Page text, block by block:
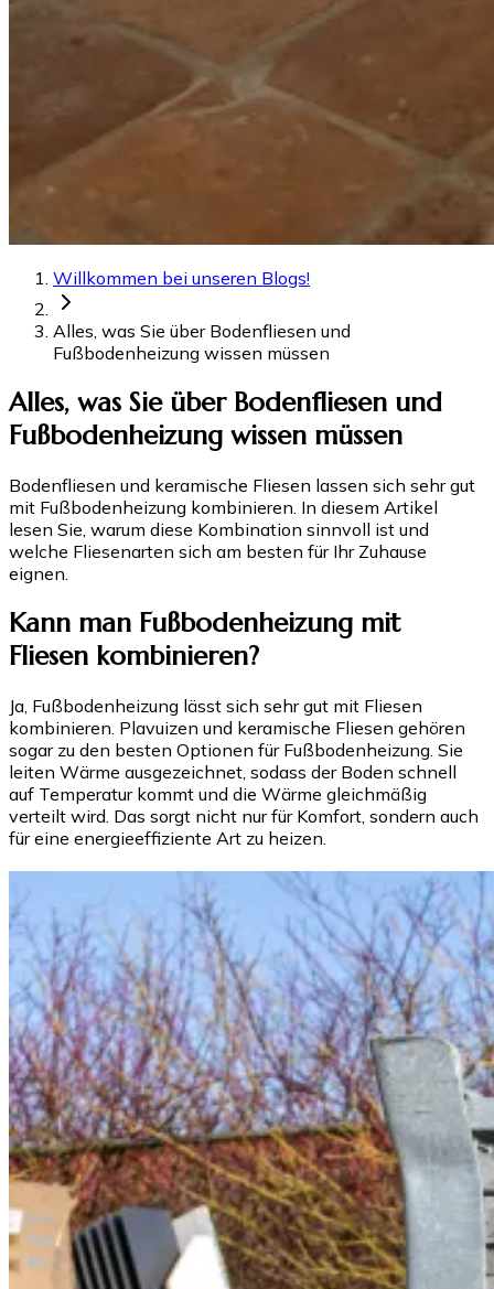
Willkommen bei unseren Blogs!
Alles, was Sie über Bodenfliesen und
Fußbodenheizung wissen müssen
Alles, was Sie über Bodenfliesen und
Fußbodenheizung wissen müssen
Bodenfliesen und keramische Fliesen lassen sich sehr gut
mit Fußbodenheizung kombinieren. In diesem Artikel
lesen Sie, warum diese Kombination sinnvoll ist und
welche Fliesenarten sich am besten für Ihr Zuhause
eignen.
Kann man Fußbodenheizung mit
Fliesen kombinieren?
Ja, Fußbodenheizung lässt sich sehr gut mit Fliesen
kombinieren. Plavuizen und keramische Fliesen gehören
sogar zu den besten Optionen für Fußbodenheizung. Sie
leiten Wärme ausgezeichnet, sodass der Boden schnell
auf Temperatur kommt und die Wärme gleichmäßig
verteilt wird. Das sorgt nicht nur für Komfort, sondern auch
für eine energieeffiziente Art zu heizen.